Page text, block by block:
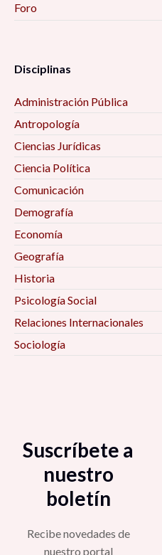
Foro
Disciplinas
Administración Pública
Antropología
Ciencias Jurídicas
Ciencia Política
Comunicación
Demografía
Economía
Geografía
Historia
Psicología Social
Relaciones Internacionales
Sociología
Suscríbete a
nuestro
boletín
Recibe novedades de
nuestro portal